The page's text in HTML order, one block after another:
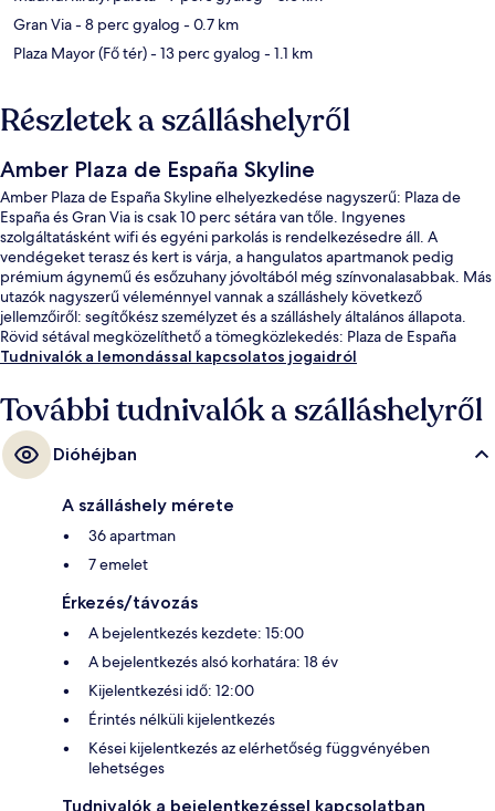
Gran Via- 8 perc gyalog - 0.7 km
Plaza Mayor (Fő tér)- 13 perc gyalog - 1.1 km
Részletek a szálláshelyről
Amber Plaza de España Skyline
Amber Plaza de España Skyline elhelyezkedése nagyszerű: Plaza de
España és Gran Via is csak 10 perc sétára van tőle. Ingyenes
szolgáltatásként wifi és egyéni parkolás is rendelkezésedre áll. A
vendégeket terasz és kert is várja, a hangulatos apartmanok pedig
prémium ágynemű és esőzuhany jóvoltából még színvonalasabbak. Más
utazók nagyszerű véleménnyel vannak a szálláshely következő
jellemzőiről: segítőkész személyzet és a szálláshely általános állapota.
Rövid sétával megközelíthető a tömegközlekedés: Plaza de España
metróállomás 7 perc, Ventura Rodríguez metróállomás pedig 8 perc
Tudnivalók a lemondással kapcsolatos jogaidról
További tudnivalók a szálláshelyről
Dióhéjban
A szálláshely mérete
36 apartman
7 emelet
Érkezés/távozás
A bejelentkezés kezdete: 15:00
A bejelentkezés alsó korhatára: 18 év
Kijelentkezési idő: 12:00
Érintés nélküli kijelentkezés
Kései kijelentkezés az elérhetőség függvényében
lehetséges
Tudnivalók a bejelentkezéssel kapcsolatban